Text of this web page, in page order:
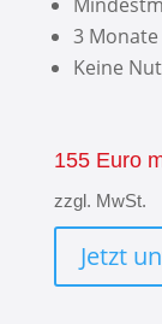
3
Keine
155 Euro
zzgl. MwSt.
Jetzt